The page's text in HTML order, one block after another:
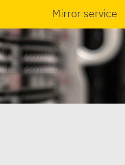
Mirror service